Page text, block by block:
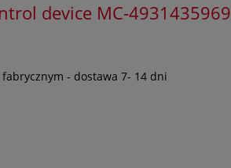
device MC-4931435969
- dostawa 7- 14 dni